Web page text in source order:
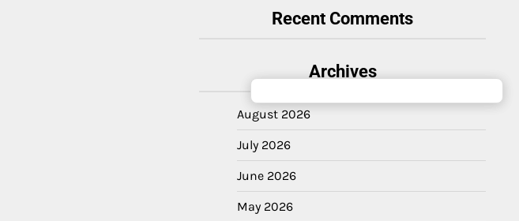
Recent Comments
Archives
August 2026
July 2026
June 2026
May 2026